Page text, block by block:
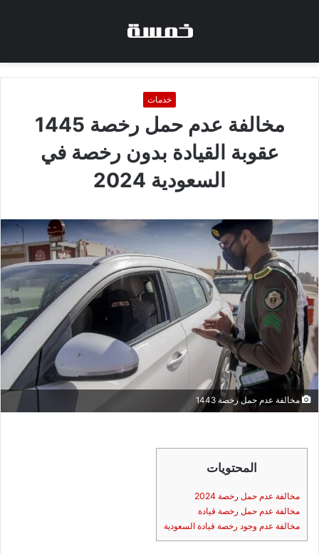
خدمات
مخالفة عدم حمل رخصة 1445
عقوبة القيادة بدون رخصة في
السعودية 2024
مخالفة عدم حمل رخصة 1443
المحتويات
مخالفة عدم حمل رخصة 2024
مخالفة عدم حمل رخصة قيادة
مخالفة عدم وجود رخصة قيادة السعودية